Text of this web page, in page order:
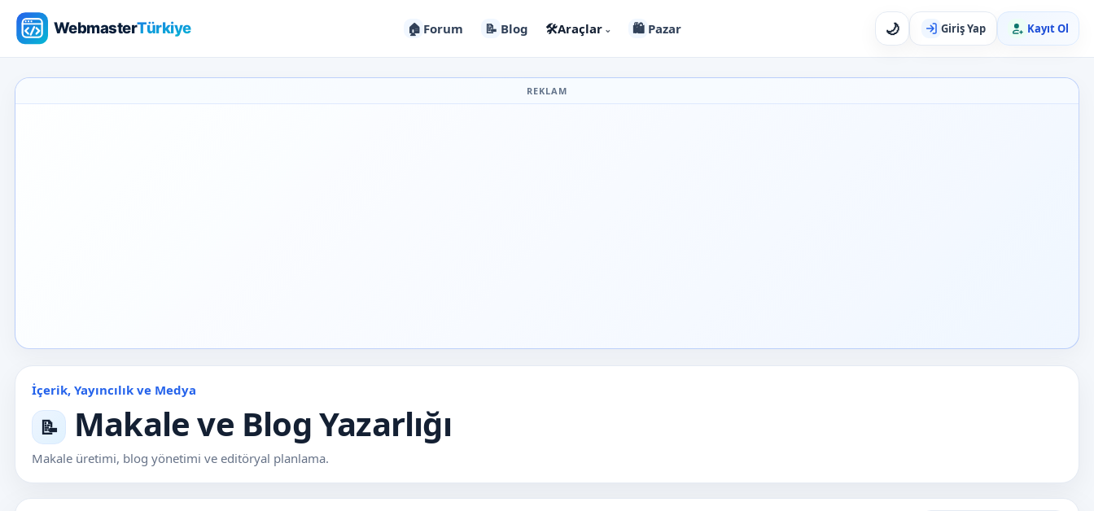
🏠 Forum 📝 Blog 🛠️Araçlar ⌄ 🛍️ Pazar 🌙 Giriş Yap Kayıt Ol
REKLAM
İçerik, Yayıncılık ve Medya
📝 Makale ve Blog Yazarlığı
Makale üretimi, blog yönetimi ve editöryal planlama.